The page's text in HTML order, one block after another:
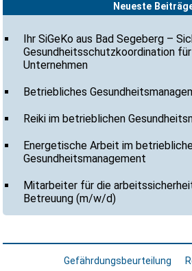
Neueste
Ihr SiGeKo aus Bad Segeberg –
Gesundheitsschutzkoordination
Unternehmen
Betriebliches
Reiki im betrieblichen
Energetische Arbeit im
Gesundheitsmanagement
Mitarbeiter für die
Betreuung (m/w/d)
Gefährdungsbeurteilung